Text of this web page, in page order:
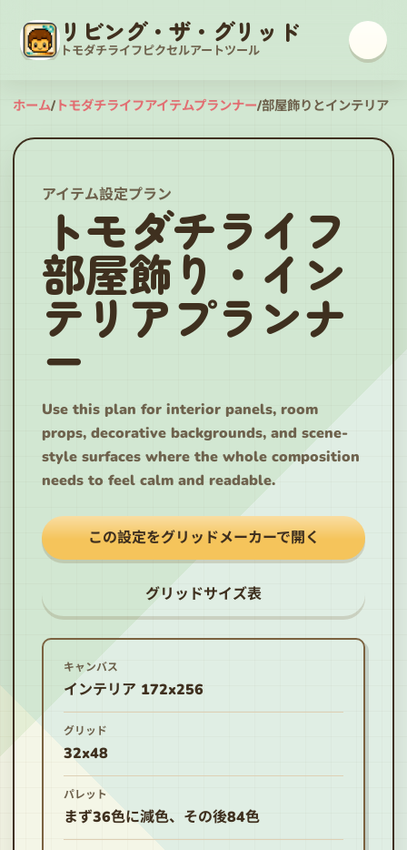
リビング・ザ・グリッド
トモダチライフピクセルアートツール
ホーム/ トモダチライフアイテムプランナー/部屋飾りとインテリア
アイテム設定プラン
トモダチライフ
部屋飾り・イン
テリアプランナ
ー
Use this plan for interior panels, room
props, decorative backgrounds, and scene-
style surfaces where the whole composition
needs to feel calm and readable.
この設定をグリッドメーカーで開く
グリッドサイズ表
キャンバス
インテリア 172x256
グリッド
32x48
パレット
まず36色に減色、その後84色